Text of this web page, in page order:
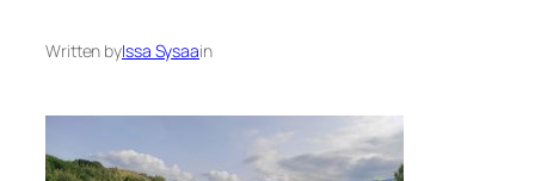
Written byIssa Sysaain